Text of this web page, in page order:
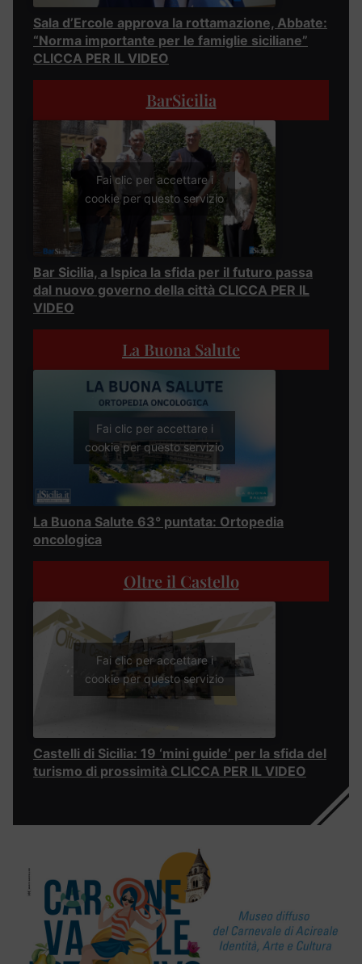
Sala d’Ercole approva la rottamazione, Abbate:
“Norma importante per le famiglie siciliane”
CLICCA PER IL VIDEO
BarSicilia
Fai clic per accettare i
cookie per questo servizio
Bar Sicilia, a Ispica la sfida per il futuro passa
dal nuovo governo della città CLICCA PER IL
VIDEO
La Buona Salute
Fai clic per accettare i
cookie per questo servizio
La Buona Salute 63° puntata: Ortopedia
oncologica
Oltre il Castello
Fai clic per accettare i
cookie per questo servizio
Castelli di Sicilia: 19 ‘mini guide’ per la sfida del
turismo di prossimità CLICCA PER IL VIDEO